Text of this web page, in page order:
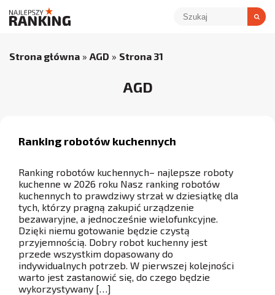
Strona główna » AGD » Strona 31
AGD
Ranking robotów kuchennych
Ranking robotów kuchennych– najlepsze roboty
kuchenne w 2026 roku Nasz ranking robotów
kuchennych to prawdziwy strzał w dziesiątkę dla
tych, którzy pragną zakupić urządzenie
bezawaryjne, a jednocześnie wielofunkcyjne.
Dzięki niemu gotowanie będzie czystą
przyjemnością. Dobry robot kuchenny jest
przede wszystkim dopasowany do
indywidualnych potrzeb. W pierwszej kolejności
warto jest zastanowić się, do czego będzie
wykorzystywany […]